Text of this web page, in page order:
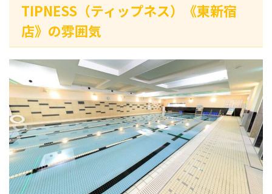
TIPNESS（ティップネス）《東新宿
店》の雰囲気